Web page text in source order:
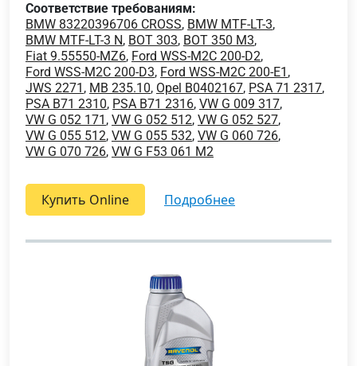
Соответствие требованиям:
BMW 83220396706 CROSS, BMW MTF-LT-3,
BMW MTF-LT-3 N, BOT 303, BOT 350 M3,
Fiat 9.55550-MZ6, Ford WSS-M2C 200-D2,
Ford WSS-M2C 200-D3, Ford WSS-M2C 200-E1 ,
JWS 2271 , MB 235.10, Opel B0402167, PSA 71 2317,
PSA B71 2310, PSA B71 2316, VW G 009 317,
VW G 052 171 , VW G 052 512, VW G 052 527,
VW G 055 512, VW G 055 532, VW G 060 726,
VW G 070 726, VW G F53 061 M2
Купить Online подробнее